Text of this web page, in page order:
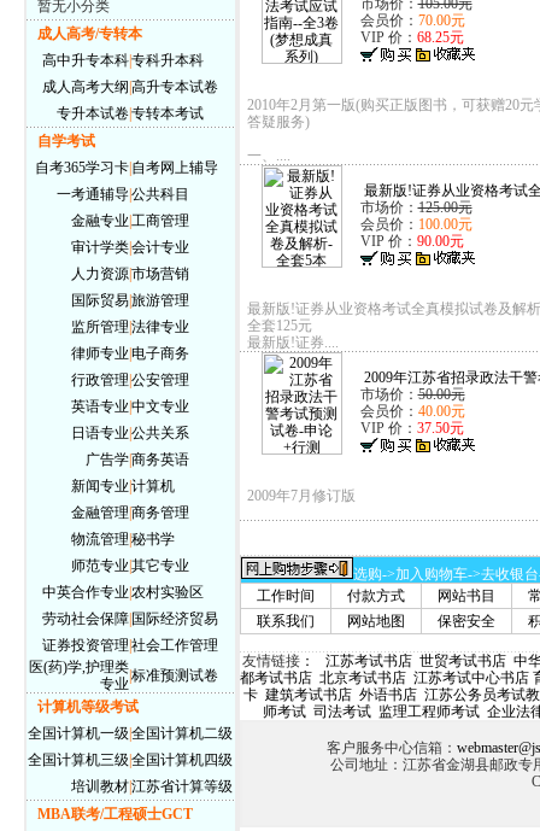
暂无小分类
成人高考/专转本
高中升专本科|专科升本科
成人高考大纲 高升专本试卷
专升本试卷|专转本考试
自学考试
自考365学习卡| 自考网上辅导
一考通辅导|公共科目
金融专业 工商管理
审计学类|会计专业
人力资源|市场营销
国际贸易|旅游管理
监所管理 法律专业
律师专业 电子商务
行政管理 公安管理
英语专业 中文专业
日语专业 公共关系
广告学|商务英语
新闻专业 计算机
金融管理 商务管理
物流管理 秘书学
师范专业 其它专业
中英合作专业 农村实验区
劳动社会保障| 国际经济贸易
证券投资管理 社会工作管理
医(药)学,护理类
专业 标准预测试卷
计算机等级考试
全国计算机一级 全国计算机二级
全国计算机三级 全国计算机四级
培训教材|江苏省计算等级
MBA联考/工程硕士GCT
市场价：105.00元
会员价： 70.00元
VIP 价： 68.25元
2010年2月第一版(购买正版图书，可获赠20
答疑服务)
一、....
最新版!证券从业资格考试
市场价：125.00元
会员价： 100.00元
VIP 价： 90.00元
最新版!证券从业资格考试全真模拟试卷及解
全套125元
最新版!证券....
2009年江苏省招录政法干
市场价：50.00元
会员价： 40.00元
VIP 价： 37.50元
2009年7月修订版
选购->加入购物车->去收银
工作时间
付款方式 网站书目
联系我们
网站地图 保密安全
友情链接： 江苏考试书店 世贸考试书店 中
都考试书店 北京考试书店 江苏考试中心书店
卡 建筑考试书店 外语书店 江苏公务员考试
师考试 司法考试 监理工程师考试 企业法
客户服务中心信箱：
公司地址：江苏省金湖县邮政